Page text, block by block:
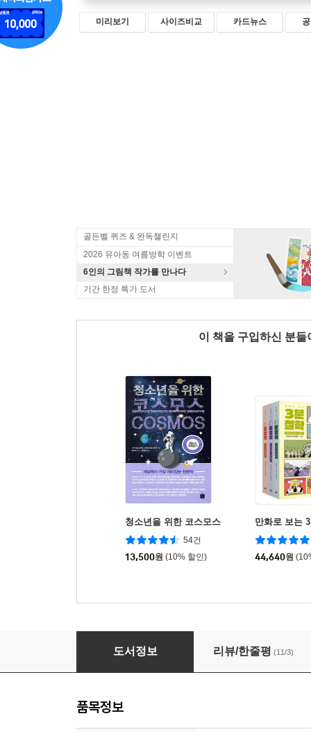
미리보기 사이즈비교 카드뉴스
골든벨 퀴즈 & 완독챌린지
2026 유아동 여름방학 이벤트
6인의 그림책 작가를 만나다
기간 한정 특가 도서
이 책을 구입하신 분
청소년을 위한 코스모스
54건
13,500원 (10% 할인)
만화로 보는
44,640원
우리가 책을 펼치면
도서정보 리뷰/한줄평 (11/3)
품목정보